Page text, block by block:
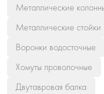
Металлические
Металлические стойки
Воронки водосточные
Хомуты проволочные
Двутавровая балка